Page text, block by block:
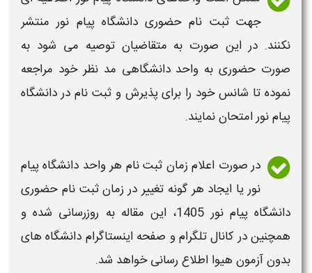
جهتثبت نام حضوری دانشگاه پیام نورمنتشر
نکنند. در این صورت به متقاضیان توصیه می شود به
صورت حضوری به واحددانشگاهی مد نظر خود مراجعه
نموده تا شانس خود را برای پذیرش وثبت نام در دانشگاه
پیام نورامتحان نمایند.
در صورت اعلامزمان ثبت نام هر واحد دانشگاه پیام
نوریا ایجاد هر گونه تغییر در زمان ثبت نام حضوری
دانشگاه پیام نور 1405، این مقاله به روزرسانی شده و
همچنین در کانال تلگرام و صفحه اینستاگرام دانشگاه های
بدون آزمون هیوا اطلاع رسانی خواهد شد.